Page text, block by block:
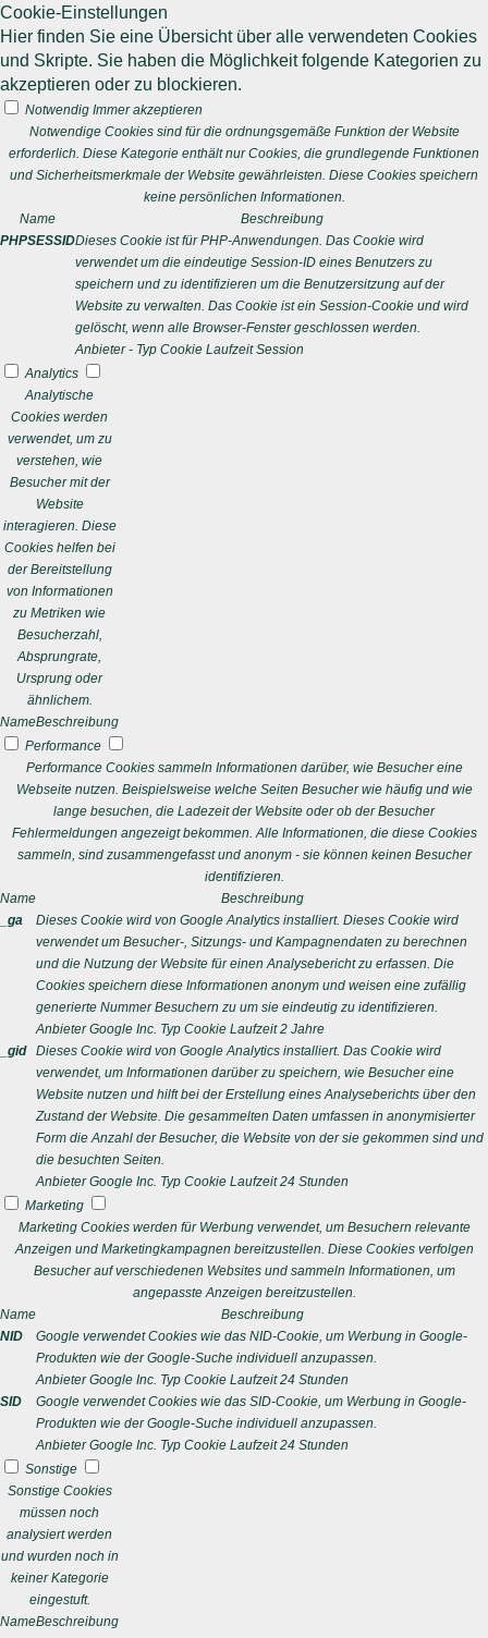
Cookie-Einstellungen
Hier finden Sie eine Übersicht über alle verwendeten Cookies
und Skripte. Sie haben die Möglichkeit folgende Kategorien zu
akzeptieren oder zu blockieren.
Notwendig Immer akzeptieren
Notwendige Cookies sind für die ordnungsgemäße Funktion der Website
erforderlich. Diese Kategorie enthält nur Cookies, die grundlegende Funktionen
und Sicherheitsmerkmale der Website gewährleisten. Diese Cookies speichern
keine persönlichen Informationen.
Name
Beschreibung
PHPSESSIDDieses Cookie ist für PHP-Anwendungen. Das Cookie wird
verwendet um die eindeutige Session-ID eines Benutzers zu
speichern und zu identifizieren um die Benutzersitzung auf der
Website zu verwalten. Das Cookie ist ein Session-Cookie und wird
gelöscht, wenn alle Browser-Fenster geschlossen werden.
Anbieter - Typ Cookie Laufzeit Session
Analytics
Analytische
Cookies werden
verwendet, um zu
verstehen, wie
Besucher mit der
Website
interagieren. Diese
Cookies helfen bei
der Bereitstellung
von Informationen
zu Metriken wie
Besucherzahl,
Absprungrate,
Ursprung oder
ähnlichem.
NameBeschreibung
Performance
Performance Cookies sammeln Informationen darüber, wie Besucher eine
Webseite nutzen. Beispielsweise welche Seiten Besucher wie häufig und wie
lange besuchen, die Ladezeit der Website oder ob der Besucher
Fehlermeldungen angezeigt bekommen. Alle Informationen, die diese Cookies
sammeln, sind zusammengefasst und anonym - sie können keinen Besucher
identifizieren.
Name
Beschreibung
_ga
Dieses Cookie wird von Google Analytics installiert. Dieses Cookie wird
verwendet um Besucher-, Sitzungs- und Kampagnendaten zu berechnen
und die Nutzung der Website für einen Analysebericht zu erfassen. Die
Cookies speichern diese Informationen anonym und weisen eine zufällig
generierte Nummer Besuchern zu um sie eindeutig zu identifizieren.
Anbieter Google Inc. Typ Cookie Laufzeit 2 Jahre
_gid
Dieses Cookie wird von Google Analytics installiert. Das Cookie wird
verwendet, um Informationen darüber zu speichern, wie Besucher eine
Website nutzen und hilft bei der Erstellung eines Analyseberichts über den
Zustand der Website. Die gesammelten Daten umfassen in anonymisierter
Form die Anzahl der Besucher, die Website von der sie gekommen sind und
die besuchten Seiten.
Anbieter Google Inc. Typ Cookie Laufzeit 24 Stunden
Marketing
Marketing Cookies werden für Werbung verwendet, um Besuchern relevante
Anzeigen und Marketingkampagnen bereitzustellen. Diese Cookies verfolgen
Besucher auf verschiedenen Websites und sammeln Informationen, um
angepasste Anzeigen bereitzustellen.
Name
Beschreibung
NID
Google verwendet Cookies wie das NID-Cookie, um Werbung in Google-
Produkten wie der Google-Suche individuell anzupassen.
Anbieter Google Inc. Typ Cookie Laufzeit 24 Stunden
SID
Google verwendet Cookies wie das SID-Cookie, um Werbung in Google-
Produkten wie der Google-Suche individuell anzupassen.
Anbieter Google Inc. Typ Cookie Laufzeit 24 Stunden
Sonstige
Sonstige Cookies
müssen noch
analysiert werden
und wurden noch in
keiner Kategorie
eingestuft.
NameBeschreibung